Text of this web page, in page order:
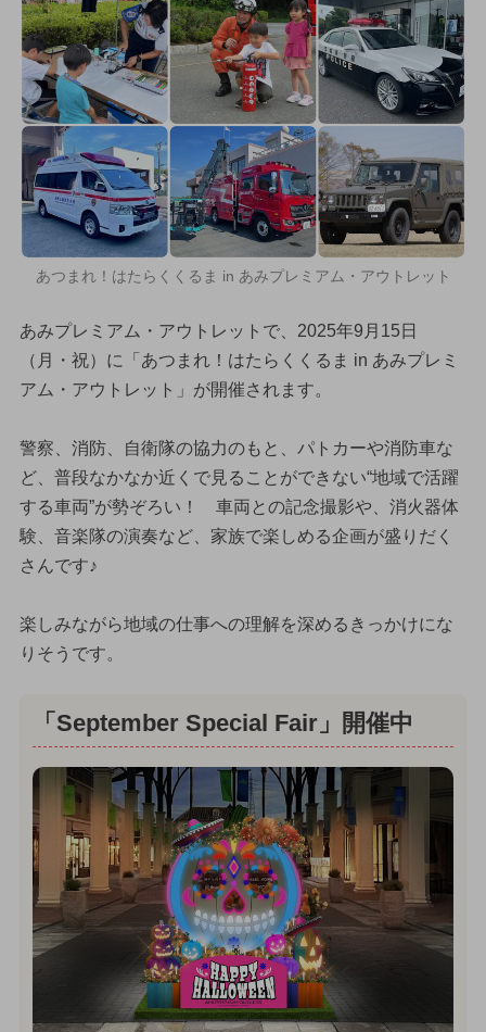
あつまれ！はたらくくるま in あみプレミアム・アウトレット
あみプレミアム・アウトレットで、2025年9月15日
（月・祝）に「あつまれ！はたらくくるま in あみプレミ
アム・アウトレット」が開催されます。
警察、消防、自衛隊の協力のもと、パトカーや消防車な
ど、普段なかなか近くで見ることができない“地域で活躍
する車両”が勢ぞろい！ 車両との記念撮影や、消火器体
験、音楽隊の演奏など、家族で楽しめる企画が盛りだく
さんです♪
楽しみながら地域の仕事への理解を深めるきっかけにな
りそうです。
「September Special Fair」開催中